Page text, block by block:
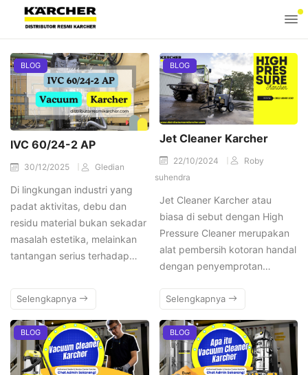
BLOG
IVC 60/24-2 AP
30/12/2025 Gledian
Di lingkungan industri yang
padat aktivitas, debu dan
residu material bukan sekadar
masalah estetika, melainkan
tantangan serius terhadap…
Selengkapnya
BLOG
Jet Cleaner Karcher
22/10/2024
Roby
suhendra
Jet Cleaner Karcher atau
biasa di sebut dengan High
Pressure Cleaner merupakan
alat pembersih kotoran handal
dengan penyemprotan…
Selengkapnya
BLOG BLOG